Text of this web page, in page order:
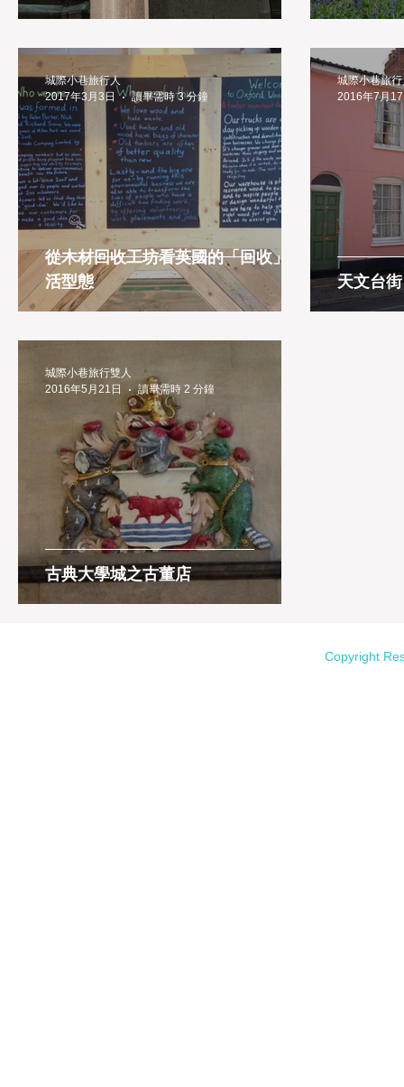
從木材回收工坊看英國的「回收」生
活型態
城際小巷旅行人
2017年3月3日
讀畢需時 3 分鐘
天文台街
城際小巷旅
2016年7月
古典大學城之古董店
城際小巷旅行雙人
2016年5月21日
讀畢需時 2 分鐘
Copyright